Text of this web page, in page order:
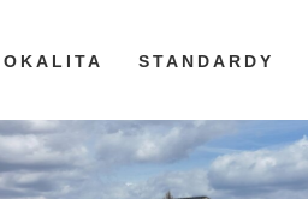
STANDARDY